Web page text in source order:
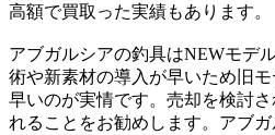
高額で買取った実績もあります。
アブガルシアの釣具はNEWモデ
術や新素材の導入が早いため旧
早いのが実情です。売却を検討
れることをお勧めします。アブ